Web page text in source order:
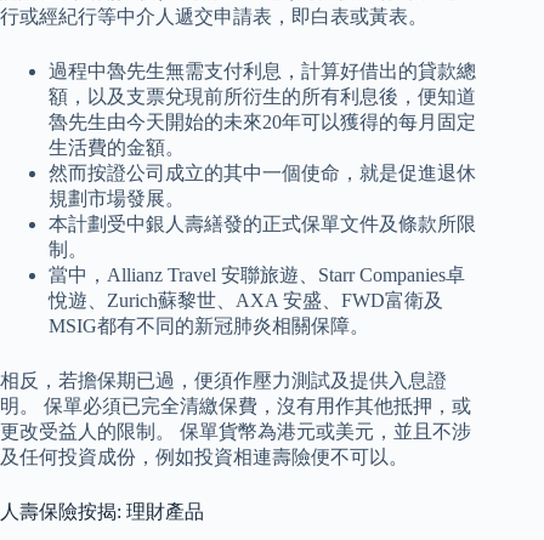
行或經紀行等中介人遞交申請表，即白表或黃表。
過程中魯先生無需支付利息，計算好借出的貸款總
額，以及支票兌現前所衍生的所有利息後，便知道
魯先生由今天開始的未來20年可以獲得的每月固定
生活費的金額。
然而按證公司成立的其中一個使命，就是促進退休
規劃市場發展。
本計劃受中銀人壽繕發的正式保單文件及條款所限
制。
當中，Allianz Travel 安聯旅遊、Starr Companies卓
悅遊、Zurich蘇黎世、AXA 安盛、FWD富衛及
MSIG都有不同的新冠肺炎相關保障。
相反，若擔保期已過，便須作壓力測試及提供入息證
明。 保單必須已完全清繳保費，沒有用作其他抵押，或
更改受益人的限制。 保單貨幣為港元或美元，並且不涉
及任何投資成份，例如投資相連壽險便不可以。
人壽保險按揭: 理財產品